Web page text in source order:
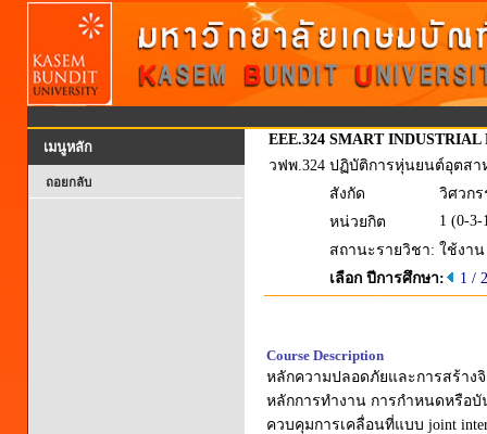
เมนูหลัก
ถอยกลับ
EEE.324 SMART INDUSTRIAL
วฟพ.324 ปฏิบัติการหุ่นยนต์อุตสา
สังกัด
วิศวก
หน่วยกิต
1 (0-3-
สถานะรายวิชา: ใช้งาน
เลือก ปีการศึกษา:
1 /
Course Description
หลักความปลอดภัยและการสร้าง
หลักการทำงาน การกำหนดหรือ
ควบคุมการเคลื่อนที่แบบ joint